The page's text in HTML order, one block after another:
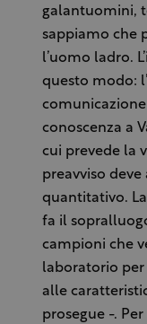
galantuomini,
sappiamo che
l’uomo ladro.
questo modo:
conoscenza a
cui prevede la
preavviso
quantitativo.
fa il
campioni che
laboratorio per
alle
prosegue -.